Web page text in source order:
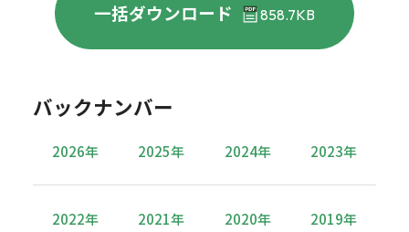
一括ダウンロード 858.7KB
バックナンバー
2026年 2025年 2024年 2023年
2022年 2021年 2020年 2019年